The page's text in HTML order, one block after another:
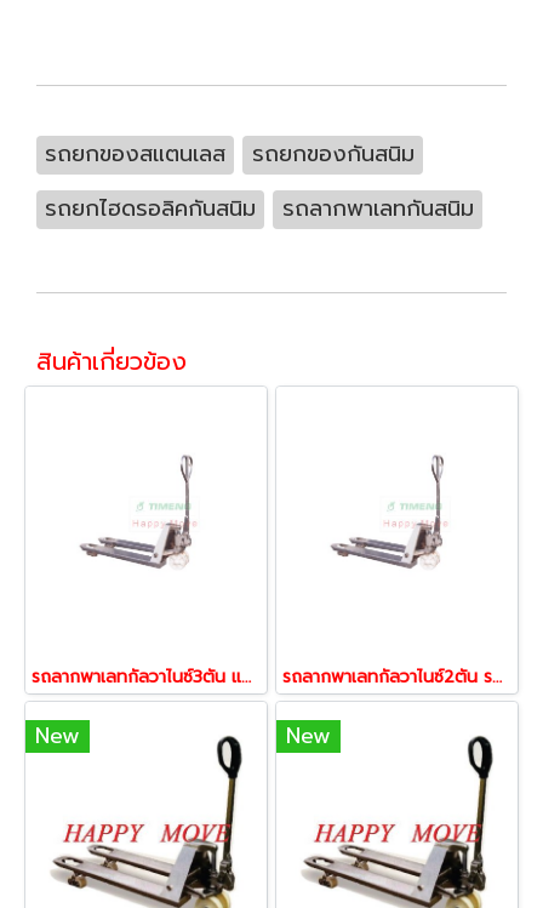
รถยกของสแตนเลส
รถยกของกันสนิม
รถยกไฮดรอลิคกันสนิม
รถลากพาเลทกันสนิม
สินค้าเกี่ยวข้อง
รถลากพาเลทกัลวาไนซ์3ตัน แบบงากว้าง รถยกแฮนด์พาเลท Work Mate พร้อมส่ง 53250 รถลากพาเลทกัลวาไนซ์2ตัน รถยกแฮนด์พาเลท แบบงาแคบ รถตะเข้ Happy Move พร้อมส่ง 53267
New New